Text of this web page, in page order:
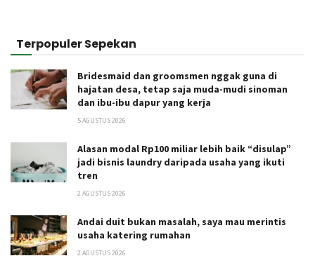
Terpopuler Sepekan
Bridesmaid dan groomsmen nggak guna di
hajatan desa, tetap saja muda-mudi sinoman
dan ibu-ibu dapur yang kerja
5 AGUSTUS 2026
Alasan modal Rp100 miliar lebih baik “disulap”
jadi bisnis laundry daripada usaha yang ikuti
tren
2 AGUSTUS 2026
Andai duit bukan masalah, saya mau merintis
usaha katering rumahan
2 AGUSTUS 2026